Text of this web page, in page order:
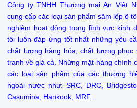
Công ty TNHH Thương mại An Việt
cung cấp các loại sản phẩm săm lốp ô
nghiệm hoạt động trong lĩnh vực kinh
tôi luôn đáp ứng tốt nhất những yêu
chất lượng hàng hóa, chất lượng phục
tranh về giá cả. Những mặt hàng chính
các loại sản phẩm của các thương
ngoài nước như: SRC, DRC,
Casumina, Hankook, MRF...